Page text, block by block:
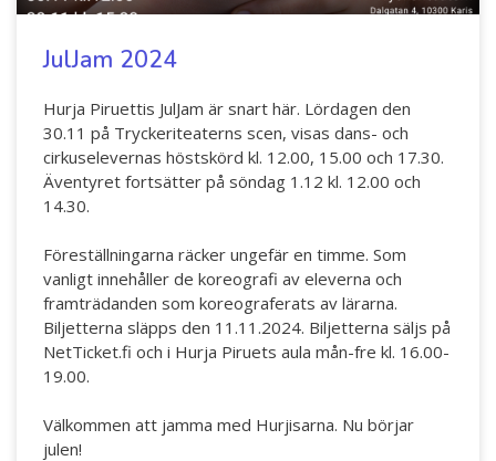
Hör min röst och se mig... - 2020
Klimatförändrings kraft 2020
Konst på två språk 2018-2020
Sharing the same roots - 2019
Downloading Future - 2019
Tillgång till konst 2016-2018
North-South 2011-2015
Fenris 2014
Australian Youth Dance Festival 2019
JulJam 2024
Hurja Piruettis JulJam är snart här. Lördagen den
30.11 på Tryckeriteaterns scen, visas dans- och
cirkuselevernas höstskörd kl. 12.00, 15.00 och 17.30.
Äventyret fortsätter på söndag 1.12 kl. 12.00 och
14.30.
Föreställningarna räcker ungefär en timme. Som
vanligt innehåller de koreografi av eleverna och
framträdanden som koreograferats av lärarna.
Biljetterna släpps den 11.11.2024. Biljetterna säljs på
NetTicket.fi och i Hurja Piruets aula mån-fre kl. 16.00-
19.00.
Välkommen att jamma med Hurjisarna. Nu börjar
julen!